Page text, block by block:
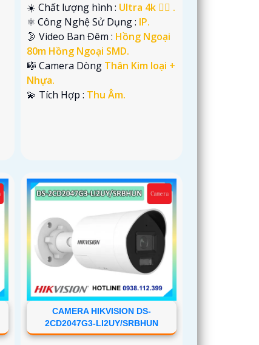
☀️ Chất lượng hình : Ultra 4k 👍🏾 .
⚛️ Công Nghệ Sử Dụng : IP.
🌛 Video Ban Đêm : Hồng Ngoại
80m Hồng Ngoại SMD.
🎼️ Camera Dòng Thân Kim loại +
Nhựa.
️💫 Tích Hợp : Thu Âm.
CAMERA HIKVISION DS-
2CD2047G3-LI2UY/SRBHUN